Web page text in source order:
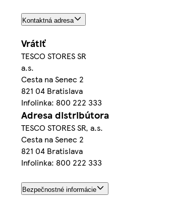
Kontaktná adresa
Vrátiť
TESCO STORES SR
a.s.
Cesta na Senec 2
821 04 Bratislava
Infolinka: 800 222 333
Adresa distribútora
TESCO STORES SR, a.s.
Cesta na Senec 2
821 04 Bratislava
Infolinka: 800 222 333
Bezpečnostné informácie